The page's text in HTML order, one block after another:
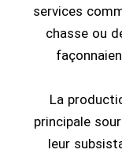
services
chasse ou
La
principale
leur